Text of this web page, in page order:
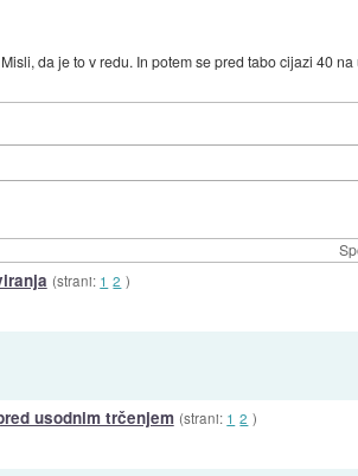
da je to v redu. In potem se pred tabo cijazi 40 na
(strani: 1 2 )
usodnim trčenjem (strani: 1 2 )